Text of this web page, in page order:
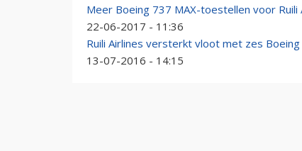
Meer Boeing 737 MAX-toestellen voor Ruili
22-06-2017 - 11:36
Ruili Airlines versterkt vloot met zes
13-07-2016 - 14:15